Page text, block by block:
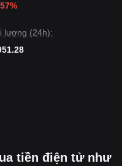
lượng (24h):
tiền điện tử như